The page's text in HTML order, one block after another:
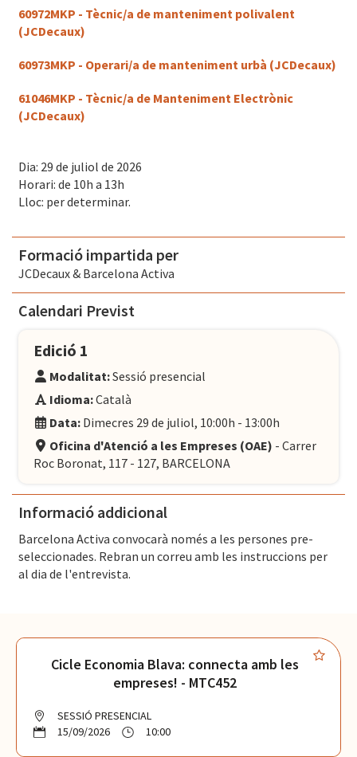
60972MKP - Tècnic/a de manteniment polivalent
(JCDecaux)
60973MKP - Operari/a de manteniment urbà (JCDecaux)
61046MKP - Tècnic/a de Manteniment Electrònic
(JCDecaux)
Dia: 29 de juliol de 2026
Horari: de 10h a 13h
Lloc: per determinar.
Formació impartida per
JCDecaux & Barcelona Activa
Calendari Previst
Edició 1
Modalitat:Sessió presencial
Idioma:Català
Data: Dimecres 29 de juliol, 10:00h - 13:00h
Oficina d'Atenció a les Empreses (OAE) - Carrer
Roc Boronat, 117 - 127, BARCELONA
Informació addicional
Barcelona Activa convocarà només a les persones pre-
seleccionades. Rebran un correu amb les instruccions per
al dia de l'entrevista.
Cicle Economia Blava: connecta amb les
empreses! - MTC452
SESSIÓ PRESENCIAL
15/09/2026
10:00